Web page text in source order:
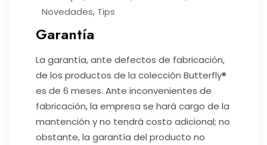
Novedades, Tips
Garantía
La garantía, ante defectos de fabricación,
de los productos de la colección Butterfly®
es de 6 meses. Ante inconvenientes de
fabricación, la empresa se hará cargo de la
mantención y no tendrá costo adicional; no
obstante, la garantía del producto no